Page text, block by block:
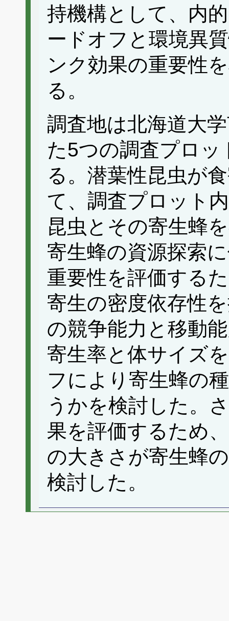
持機構として、内
ードオフと環境異
ンク効果の重要性
る。
調査地は北海道大
た5つの調査プロッ
る。潜葉性昆虫が
て、調査プロット
昆虫とその寄生蜂
寄生蜂の資源探索
重要性を評価する
寄生の密度依存性
の競争能力と移動
寄生率と体サイズ
フにより寄生蜂の
うかを検討した。
果を評価するため
の大きさが寄生蜂
検討した。